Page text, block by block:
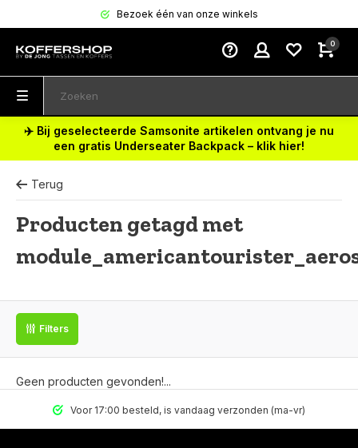
Bezoek één van onze winkels
0
✈️ Bij geselecteerde Samsonite artikelen ontvang je nu
een gratis Underseater Backpack – klik hier!
Terug
Producten getagd met
Filters
Geen producten gevonden!...
Voor 17:00 besteld, is vandaag verzonden (ma-vr)